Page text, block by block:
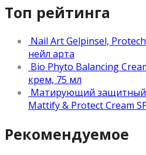
Топ рейтинга
Nail Art Gelpinsel,
нейл арта
Bio Phyto Balancing
крем, 75 мл
Матирующий защитный
Mattify & Protect Cream
Рекомендуемое